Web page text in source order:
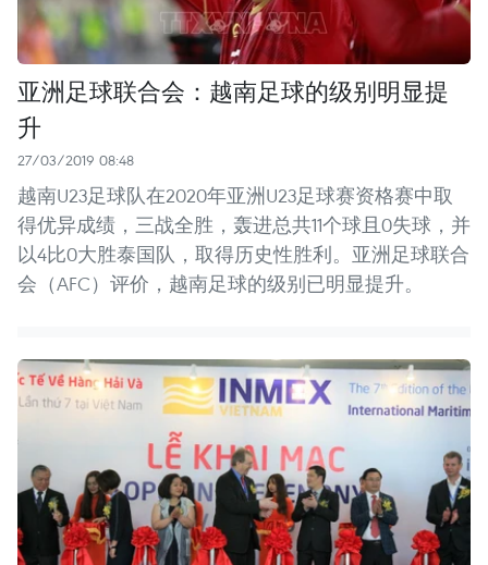
亚洲足球联合会：越南足球的级别明显提
升
27/03/2019 08:48
越南U23足球队在2020年亚洲U23足球赛资格赛中取
得优异成绩，三战全胜，轰进总共11个球且0失球，并
以4比0大胜泰国队，取得历史性胜利。亚洲足球联合
会（AFC）评价，越南足球的级别已明显提升。